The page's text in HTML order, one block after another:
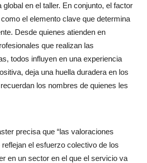
global en el taller. En conjunto, el factor
el elemento clave que determina
Desde quienes atienden en
que realizan las
todos influyen en una experiencia
deja una huella duradera en los
los nombres de quienes les
precisa que “las valoraciones
el esfuerzo colectivo de los
en un sector en el que el servicio va